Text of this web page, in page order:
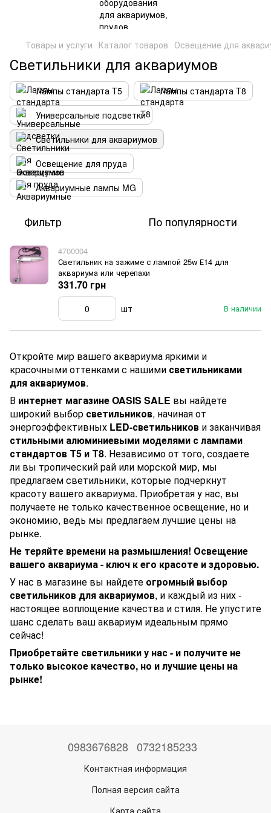
Товары и услуги Каталог товаров Освещение для
Светильники для аквариумов
Лампы стандарта T5
Лампы стандарта T8
Универсальные подсветки
Светильники для аквариумов
Освещение для пруда
Аквариумные лампы MG
Фильтр По популярности
4700004
Светильник на зажиме с лампой 25w Е14 для
аквариума или черепахи
В наличии
331.70 грн
шт
Откройте мир вашего аквариума яркими и
красочными оттенками с нашими светильниками
для аквариумов.
В интернет магазине OASIS SALE вы найдете
широкий выбор светильников, начиная от
энергоэффективных LED-светильников и заканчивая
стильными алюминиевыми моделями с лампами
стандартов Т5 и Т8. Независимо от того, создаете
ли вы тропический рай или морской мир, мы
предлагаем светильники, которые подчеркнут
красоту вашего аквариума. Приобретая у нас, вы
получаете не только качественное освещение, но и
экономию, ведь мы предлагаем лучшие цены на
рынке.
Не теряйте времени на размышления! Освещение
вашего аквариума - ключ к его красоте и здоровью.
У нас в магазине вы найдете огромный выбор
светильников для аквариумов, и каждый из них -
настоящее воплощение качества и стиля. Не упустите
шанс сделать ваш аквариум идеальным прямо
сейчас!
Приобретайте светильники у нас - и получите не
только высокое качество, но и лучшие цены на
рынке!
0983676828 0732185233
Контактная информация
Полная версия сайта
Карта сайта